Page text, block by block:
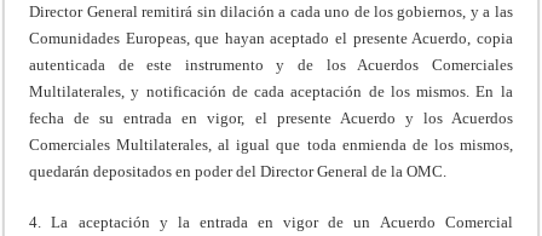
Director General remitirá sin dilación a cada uno de los gobiernos, y a las
Comunidades Europeas, que hayan aceptado el presente Acuerdo, copia
autenticada de este instrumento y de los Acuerdos Comerciales
Multilaterales, y notificación de cada aceptación de los mismos. En la
fecha de su entrada en vigor, el presente Acuerdo y los Acuerdos
Comerciales Multilaterales, al igual que toda enmienda de los mismos,
quedarán depositados en poder del Director General de la OMC.
4. La aceptación y la entrada en vigor de un Acuerdo Comercial